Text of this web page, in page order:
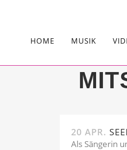
HOME MUSIK
20 APR.
Als Sängerin